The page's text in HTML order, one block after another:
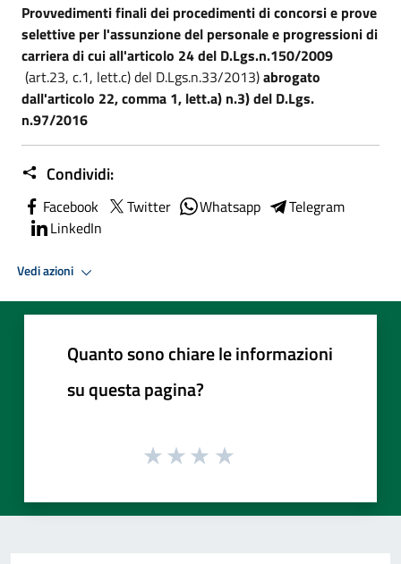
Provvedimenti finali dei procedimenti di concorsi e prove
selettive per l'assunzione del personale e progressioni di
carriera di cui all'articolo 24 del D.Lgs.n.150/2009
(art.23, c.1, lett.c) del D.Lgs.n.33/2013)abrogato
dall'articolo 22, comma 1, lett.a) n.3) del D.Lgs.
n.97/2016
Condividi:
Facebook Twitter Whatsapp
Telegram
LinkedIn
Vedi azioni
Quanto sono chiare le informazioni
su questa pagina?